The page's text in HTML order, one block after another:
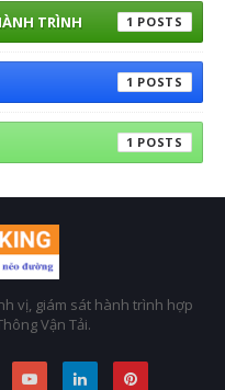
TRÌNH 1
1
1
vị, giám sát hành trình hợp
Vận Tải.